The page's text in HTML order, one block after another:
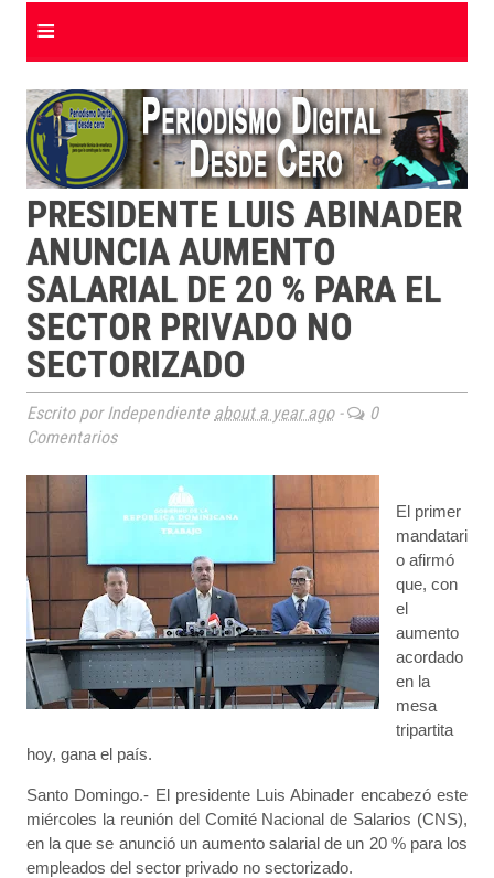
≡
PRESIDENTE LUIS ABINADER
ANUNCIA AUMENTO
SALARIAL DE 20 % PARA EL
SECTOR PRIVADO NO
SECTORIZADO
Escrito por Independiente about a year ago-
0
Comentarios
El primer
mandatari
o afirmó
que, con
el
aumento
acordado
en la
mesa
tripartita
hoy, gana el país.
Santo Domingo.- El presidente Luis Abinader encabezó este
miércoles la reunión del Comité Nacional de Salarios (CNS),
en la que se anunció un aumento salarial de un 20 % para los
empleados del sector privado no sectorizado.